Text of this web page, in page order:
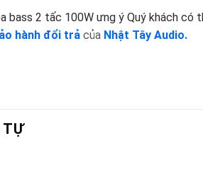
bass 2 tấc 100W ưng ý Quý khách có
hành đổi trả của Nhật Tây Audio.
TỰ